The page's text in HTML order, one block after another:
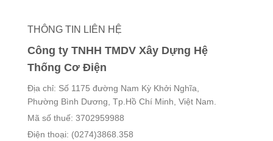
THÔNG TIN LIÊN HỆ
Công ty TNHH TMDV Xây Dựng Hệ
Thống Cơ Điện
Địa chỉ: Số 1175 đường Nam Kỳ Khởi Nghĩa,
Phường Bình Dương, Tp.Hồ Chí Minh, Việt Nam.
Mã số thuế: 3702959988
Điện thoại: (0274)3868.358